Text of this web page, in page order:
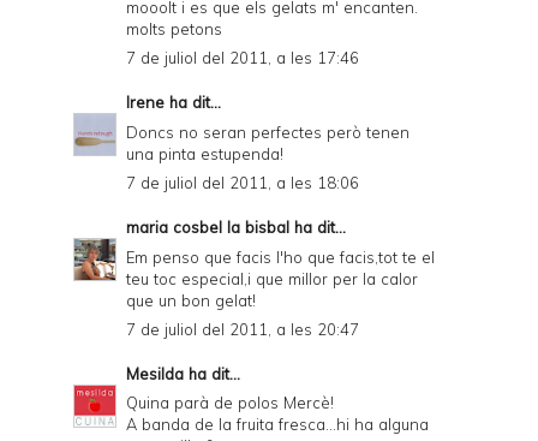
mooolt i es que els gelats m' encanten.
molts petons
7 de juliol del 2011, a les 17:46
Irene ha dit...
Doncs no seran perfectes però tenen
una pinta estupenda!
7 de juliol del 2011, a les 18:06
maria cosbel la bisbal ha dit...
Em penso que facis l'ho que facis,tot te el
teu toc especial,i que millor per la calor
que un bon gelat!
7 de juliol del 2011, a les 20:47
Mesilda ha dit...
Quina parà de polos Mercè!
A banda de la fruita fresca...hi ha alguna